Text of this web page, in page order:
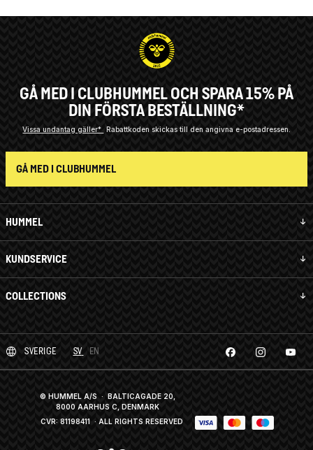
HUMMEL
KUNDSERVICE
COLLECTIONS
GÅ MED I CLUBHUMMEL OCH SPARA 15% PÅ
DIN FÖRSTA BESTÄLLNING*
Vissa undantag gäller* Rabattkoden skickas till den angivna e-postadressen.
GÅ MED I CLUBHUMMEL
SVERIGE SV EN
© HUMMEL A/S · BALTICAGADE 20,
8000 AARHUS C, DENMARK
CVR: 81198411 · ALL RIGHTS RESERVED